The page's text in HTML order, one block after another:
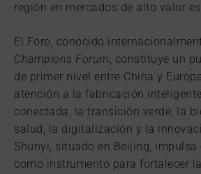
región en mercados de alto valor
El Foro, conocido
Champions Forum, constituye un
de primer nivel entre China y
atención a la fabricación
conectada, la transición verde, la
salud, la digitalización y la
Shunyi, situado en Beijing,
como instrumento para fortalecer